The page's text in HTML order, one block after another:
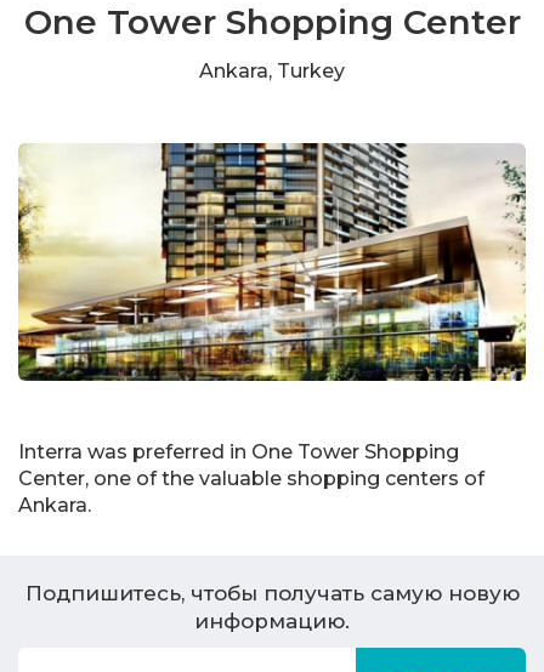
One Tower Shopping Center
Ankara, Turkey
Interra was preferred in One Tower Shopping
Center, one of the valuable shopping centers of
Ankara.
Подпишитесь, чтобы получать самую новую
информацию.